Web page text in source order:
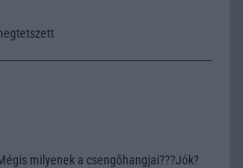
milyenek a csengõhangjai???Jók?